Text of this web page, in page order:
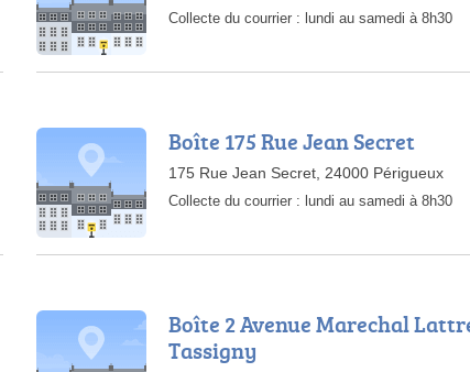
Collecte du courrier : lundi au samedi à 8h30
Boîte 175 Rue Jean Secret
175 Rue Jean Secret, 24000 Périgueux
Collecte du courrier : lundi au samedi à 8h30
Boîte 2 Avenue Marechal
Tassigny